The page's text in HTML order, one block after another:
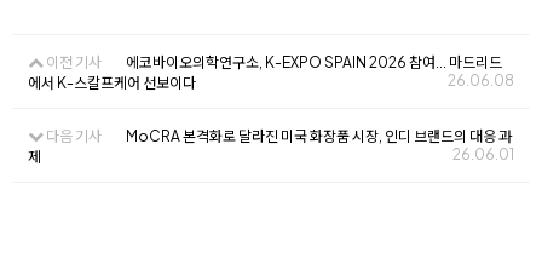
이전 기사
에코바이오의학연구소, K-EXPO SPAIN 2026 참여... 마드리드
에서 K-스칼프케어 선보이다
26.06.08
다음 기사
MoCRA 본격화로 달라진 미국 화장품 시장, 인디 브랜드의 대응 과
제
26.06.01